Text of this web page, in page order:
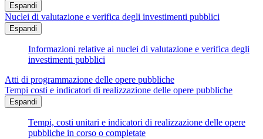
Espandi
Nuclei di valutazione e verifica degli investimenti pubblici
Espandi
Informazioni relative ai nuclei di valutazione e verifica degli
investimenti pubblici
Atti di programmazione delle opere pubbliche
Tempi costi e indicatori di realizzazione delle opere pubbliche
Espandi
Tempi, costi unitari e indicatori di realizzazione delle opere
pubbliche in corso o completate